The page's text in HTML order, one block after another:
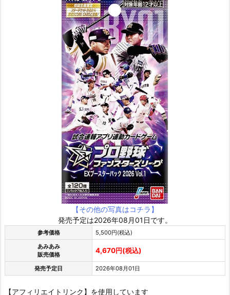
【その他の写真はコチラ】
発売予定は2026年08月01日です。
参考価格
5,500円(税込)
あみあみ
販売価格
4,670円(税込)
発売予定日 2026年08月01日
【アフィリエイトリンク】を使用しています